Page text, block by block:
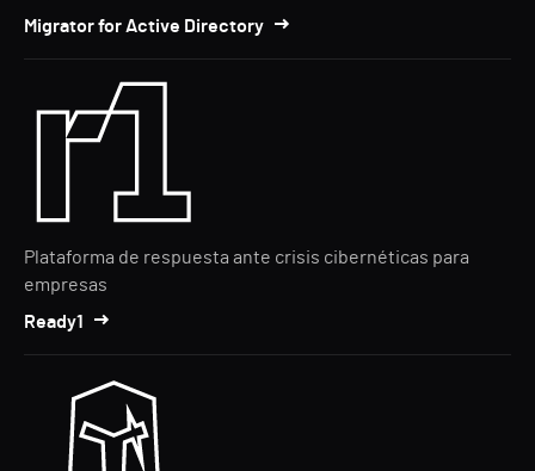
Migrator for Active Directory
Plataforma de respuesta ante crisis cibernéticas para
empresas
Ready1